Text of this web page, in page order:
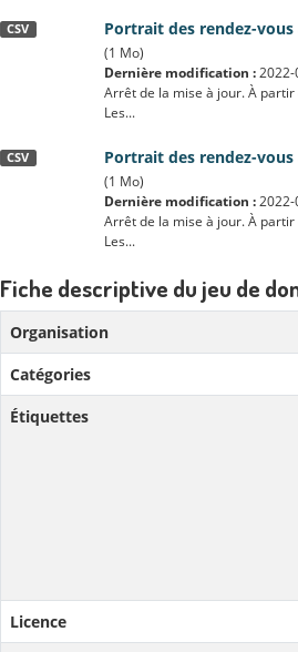
Portrait des rendez-
CSV
(1 Mo)
Dernière modification :
Arrêt de la mise à jour. À
Les...
Portrait des rendez-vous
CSV
(1 Mo)
Dernière modification :
Arrêt de la mise à jour. À
Les...
Fiche descriptive du jeu de
Organisation
Catégories
Étiquettes
Licence